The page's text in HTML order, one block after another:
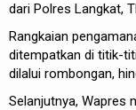
dari Polres Langkat,
Rangkaian
ditempatkan di titik-
dilalui rombongan,
Selanjutnya, Wapres